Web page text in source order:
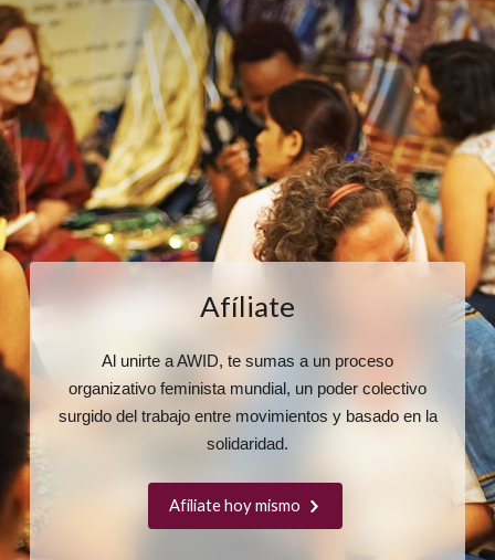
Afíliate
Al unirte a AWID, te sumas a un proceso
organizativo feminista mundial, un poder colectivo
surgido del trabajo entre movimientos y basado en la
solidaridad.
Afíliate hoy mismo